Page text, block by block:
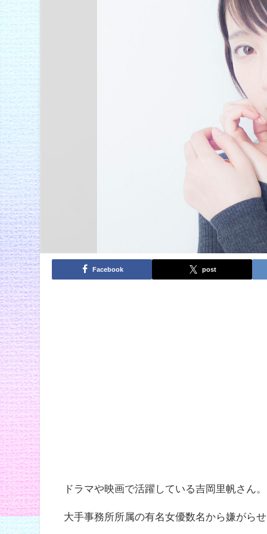
Facebook post
ドラマや映画で活躍している吉岡里帆さん。
大手事務所所属の有名女優数名から嫌がら